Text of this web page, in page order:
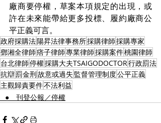
廠商要停權，草案本項規定的出現，或
許在未來能帶給更多投標、履約廠商公
平正義可言。
政府採購法陽昇法律事務所採購律師採購專家
鄧湘全律師痞子律師專業律師採購案件桃園律師
台北律師停權採購大夫TSAIGODOCTOR行政罰法
抗辯罰金刑故意或過失 監督管理制度公平正義
主觀歸責要件不法利益
⠀● 刊登公報／停權